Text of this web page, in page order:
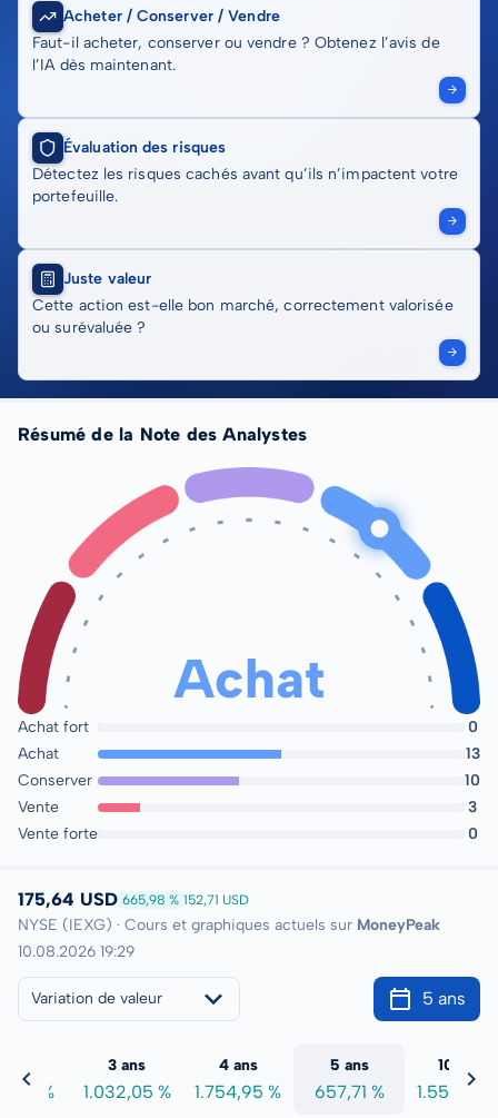
Acheter / Conserver / Vendre
Faut-il acheter, conserver ou vendre ? Obtenez l’avis de
l’IA dès maintenant.
Évaluation des risques
Détectez les risques cachés avant qu’ils n’impactent votre
portefeuille.
Juste valeur
Cette action est-elle bon marché, correctement valorisée
ou surévaluée ?
Résumé de la Note des Analystes
Achat
Achat fort
Achat
Conserver
Vente
Vente forte
0
13
10
3
0
175,64 USD 665,98 % 152,71 USD
NYSE (IEXG) · Cours et graphiques actuels sur MoneyPeak
10.08.2026 19:29
Variation de valeur 5 ans
%
3 ans
1.032,05 %
4 ans
1.754,95 %
5 ans
657,71 %
10 ans
1.554,56